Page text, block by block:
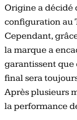
Origine a décidé
configuration au
Cependant,
la marque a
garantissent que
final sera
Après plusieurs
la performance